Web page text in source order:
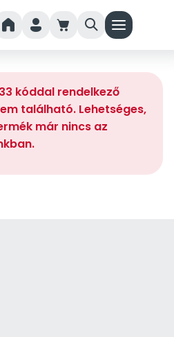
home person cart search menu
kóddal rendelkező
található. Lehetséges,
már nincs az